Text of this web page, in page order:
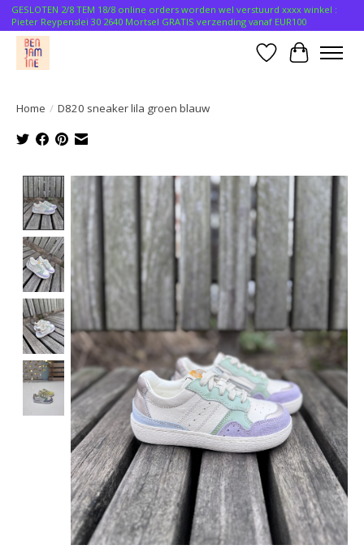
GESLOTEN 2/8 TEM 18/8 online orders worden wel verstuurd xxxx winkel :
Pieter Reypenslei 30 2640 Mortsel GRATIS verzending vanaf EUR100
Verlanglijst
Home / D820 sneaker lila groen blauw
Product image slideshow Items